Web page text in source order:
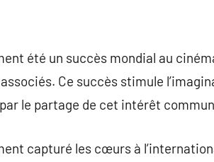
été un succès mondial au
Ce succès stimule
le partage de cet intérêt
capturé les cœurs à